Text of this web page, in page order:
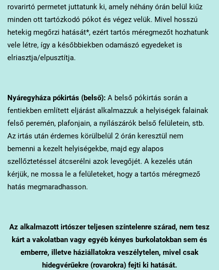
rovarirtó permetet juttatunk ki, amely néhány órán belül kiűz
minden ott tartózkodó pókot és végez velük. Mivel hosszú
hetekig megőrzi hatását*, ezért tartós méregmezőt hozhatunk
vele létre, így a későbbiekben odamászó egyedeket is
elriasztja/elpusztítja.
Nyáregyházapókirtás (belső): A belső pókirtás során a
fentiekben említett eljárást alkalmazzuk a helyiségek falainak
felső peremén, plafonjain, a nyílászárók belső felületein, stb.
Az irtás után érdemes körülbelül 2 órán keresztül nem
bemenni a kezelt helyiségekbe, majd egy alapos
szellőztetéssel átcserélni azok levegőjét. A kezelés után
kérjük, ne mossa le a felületeket, hogy a tartós méregmező
hatás megmaradhasson.
Az alkalmazott irtószer teljesen színtelenre szárad, nem tesz
kárt a vakolatban vagy egyéb kényes burkolatokban sem és
emberre, illetve háziállatokra veszélytelen, mivel csak
hidegvérűekre (rovarokra) fejti ki hatását.